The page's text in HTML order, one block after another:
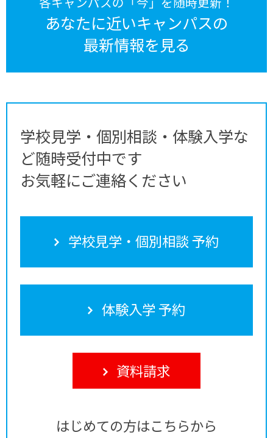
あなたに近いキャンパスの
最新情報を見る
学校見学・個別相談・体験入学な
ど随時受付中です
お気軽にご連絡ください
学校見学・個別相談 予約
体験入学 予約
資料請求
はじめての方はこちらから